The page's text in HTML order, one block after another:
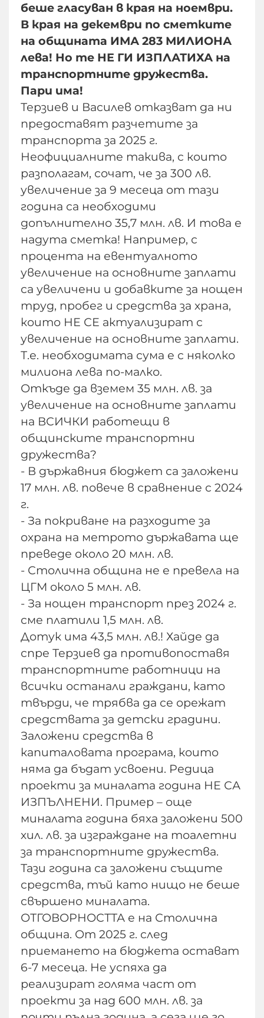
беше гласуван в края на ноември.
В края на декември по сметките
на общината ИМА 283 МИЛИОНА
лева! Но те НЕ ГИ ИЗПЛАТИХА на
транспортните дружества.
Пари има!
Терзиев и Василев отказват да ни
предоставят разчетите за
транспорта за 2025 г.
Неофициалните такива, с които
разполагам, сочат, че за 300 лв.
увеличение за 9 месеца от тази
година са необходими
допълнително 35,7 млн. лв. И това е
надута сметка! Например, с
процента на евентуалното
увеличение на основните заплати
са увеличени и добавките за нощен
труд, пробег и средства за храна,
които НЕ СЕ актуализират с
увеличение на основните заплати.
Т.е. необходимата сума е с няколко
милиона лева по-малко.
Откъде да вземем 35 млн. лв. за
увеличение на основните заплати
на ВСИЧКИ работещи в
общинските транспортни
дружества?
- В държавния бюджет са заложени
17 млн. лв. повече в сравнение с 2024
г.
- За покриване на разходите за
охрана на метрото държавата ще
преведе около 20 млн. лв.
- Столична община не е превела на
ЦГМ около 5 млн. лв.
- За нощен транспорт през 2024 г.
сме платили 1,5 млн. лв.
Дотук има 43,5 млн. лв.! Хайде да
спре Терзиев да противопоставя
транспортните работници на
всички останали граждани, като
твърди, че трябва да се орежат
средствата за детски градини.
Заложени средства в
капиталовата програма, които
няма да бъдат усвоени. Редица
проекти за миналата година НЕ СА
ИЗПЪЛНЕНИ. Пример – още
миналата година бяха заложени 500
хил. лв. за изграждане на тоалетни
за транспортните дружества.
Тази година са заложени същите
средства, тъй като нищо не беше
свършено миналата.
ОТГОВОРНОСТТА е на Столична
община. От 2025 г. след
приемането на бюджета остават
6-7 месеца. Не успяха да
реализират голяма част от
проекти за над 600 млн. лв. за